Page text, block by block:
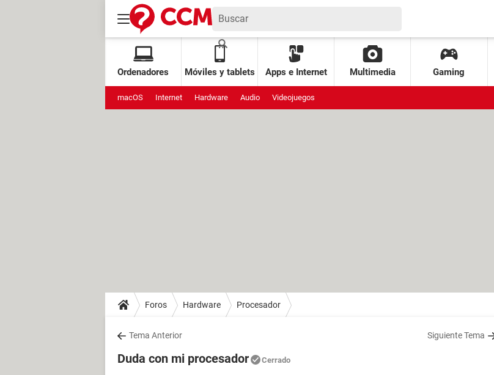
Ordenadores Móviles y tablets Apps e Internet Multimedia Gaming
macOS Internet Hardware Audio Videojuegos
Foros Hardware Procesador
Tema Anterior Siguiente Tema
Duda con mi procesador Cerrado